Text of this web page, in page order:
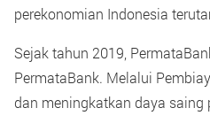
perekonomian Indonesia
Sejak tahun 2019,
PermataBank. Melalui
dan meningkatkan daya